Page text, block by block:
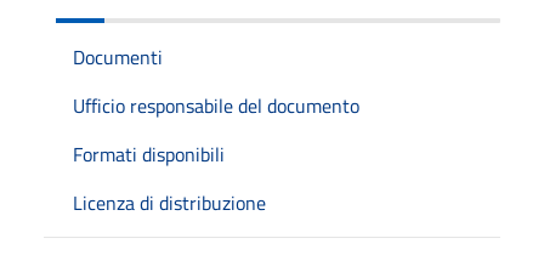
Documenti
Ufficio responsabile del documento
Formati disponibili
Licenza di distribuzione